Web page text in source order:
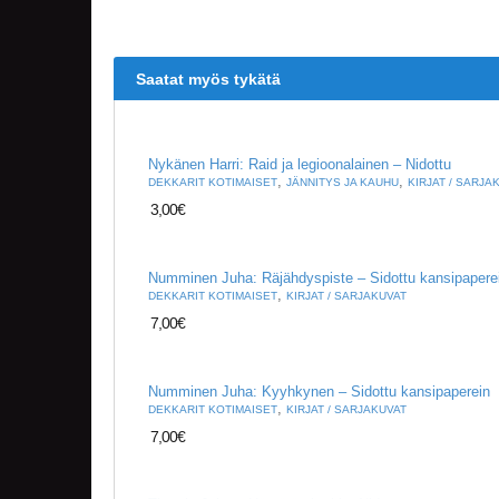
Saatat myös tykätä
Nykänen Harri: Raid ja legioonalainen – Nidottu
DEKKARIT KOTIMAISET, JÄNNITYS JA KAUHU, KIRJAT /
3,00€
Numminen Juha: Räjähdyspiste – Sidottu
DEKKARIT KOTIMAISET, KIRJAT / SARJAKUVAT
7,00€
Numminen Juha: Kyyhkynen – Sidottu kansipaperein
DEKKARIT KOTIMAISET, KIRJAT / SARJAKUVAT
7,00€